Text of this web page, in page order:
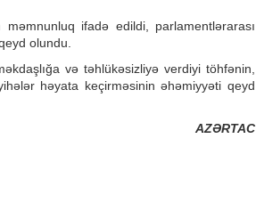
ifadə edildi, parlamentlərarası
olundu.
və təhlükəsizliyə verdiyi töhfənin,
həyata keçirməsinin əhəmiyyəti qeyd
AZƏRTAC